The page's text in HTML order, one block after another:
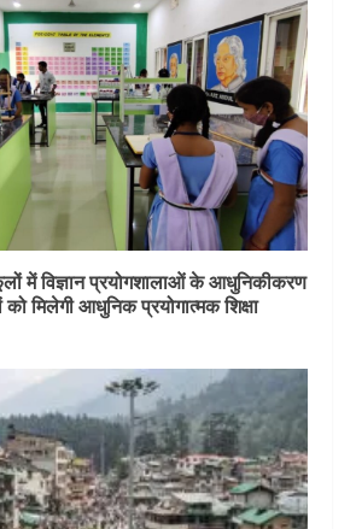
में विज्ञान प्रयोगशालाओं के आधुनिकीकरण
को मिलेगी आधुनिक प्रयोगात्मक शिक्षा